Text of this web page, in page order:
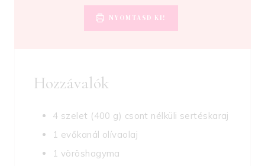
NYOMTASD KI!
Hozzávalók
4 szelet (400 g) csont nélküli sertéskaraj
1 evőkanál olívaolaj
1 vöröshagyma